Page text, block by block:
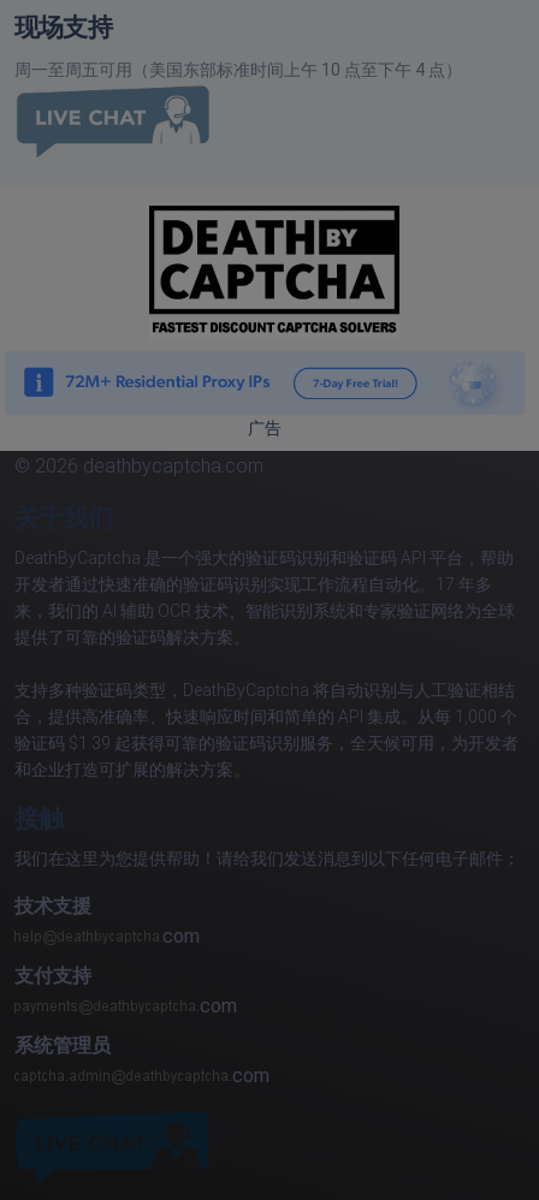
现场支持
周一至周五可用（美国东部标准时间上午 10 点至下午 4 点）
广告
© 2026 deathbycaptcha.com
DeathByCaptcha 是一个强大的验证码识别和验证码 API 平台，帮助
开发者通过快速准确的验证码识别实现工作流程自动化。17 年多
来，我们的 AI 辅助 OCR 技术、智能识别系统和专家验证网络为全球
提供了可靠的验证码解决方案。
支持多种验证码类型，DeathByCaptcha 将自动识别与人工验证相结
合，提供高准确率、快速响应时间和简单的 API 集成。从每 1,000 个
验证码 $1.39 起获得可靠的验证码识别服务，全天候可用，为开发者
和企业打造可扩展的解决方案。
接触
我们在这里为您提供帮助！请给我们发送消息到以下任何电子邮件：
技术支援
com
支付支持
com
系统管理员
com